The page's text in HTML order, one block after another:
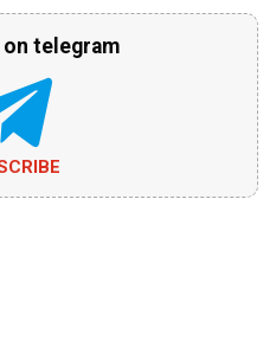
telegram